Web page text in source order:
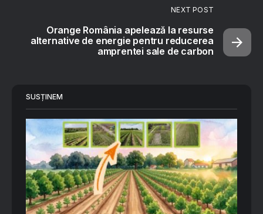
NEXT POST
Orange România apelează la resurse
alternative de energie pentru reducerea
amprentei sale de carbon
SUSȚINEM